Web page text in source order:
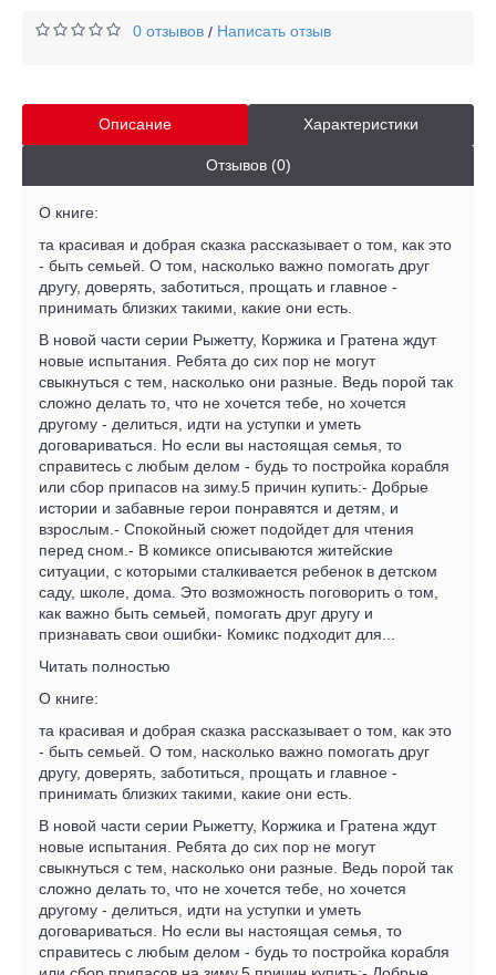
0 отзывов / Написать отзыв
Описание Характеристики
Отзывов (0)
О книге:
та красивая и добрая сказка рассказывает о том, как это
- быть семьей. О том, насколько важно помогать друг
другу, доверять, заботиться, прощать и главное -
принимать близких такими, какие они есть.
В новой части серии Рыжетту, Коржика и Гратена ждут
новые испытания. Ребята до сих пор не могут
свыкнуться с тем, насколько они разные. Ведь порой так
сложно делать то, что не хочется тебе, но хочется
другому - делиться, идти на уступки и уметь
договариваться. Но если вы настоящая семья, то
справитесь с любым делом - будь то постройка корабля
или сбор припасов на зиму.5 причин купить:- Добрые
истории и забавные герои понравятся и детям, и
взрослым.- Спокойный сюжет подойдет для чтения
перед сном.- В комиксе описываются житейские
ситуации, с которыми сталкивается ребенок в детском
саду, школе, дома. Это возможность поговорить о том,
как важно быть семьей, помогать друг другу и
признавать свои ошибки- Комикс подходит для...
Читать полностью
О книге:
та красивая и добрая сказка рассказывает о том, как это
- быть семьей. О том, насколько важно помогать друг
другу, доверять, заботиться, прощать и главное -
принимать близких такими, какие они есть.
В новой части серии Рыжетту, Коржика и Гратена ждут
новые испытания. Ребята до сих пор не могут
свыкнуться с тем, насколько они разные. Ведь порой так
сложно делать то, что не хочется тебе, но хочется
другому - делиться, идти на уступки и уметь
договариваться. Но если вы настоящая семья, то
справитесь с любым делом - будь то постройка корабля